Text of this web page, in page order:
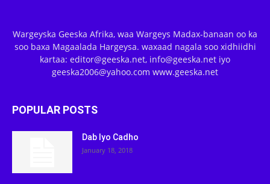
Wargeyska Geeska Afrika, waa Wargeys Madax-banaan oo ka
soo baxa Magaalada Hargeysa. waxaad nagala soo xidhiidhi
kartaa: editor@geeska.net, info@geeska.net iyo
geeska2006@yahoo.com www.geeska.net
POPULAR POSTS
Dab Iyo Cadho
January 18, 2018